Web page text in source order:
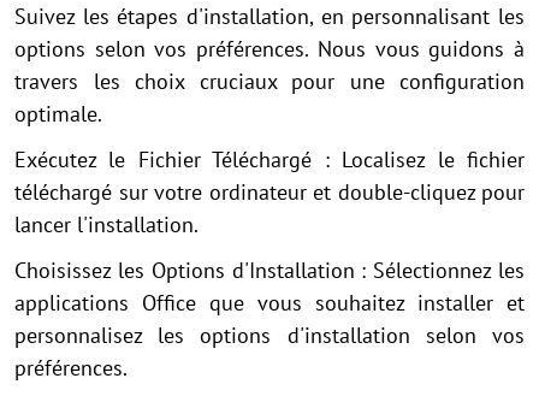
Suivez les étapes d'installation, en personnalisant les
options selon vos préférences. Nous vous guidons à
travers les choix cruciaux pour une configuration
optimale.
Exécutez le Fichier Téléchargé : Localisez le fichier
téléchargé sur votre ordinateur et double-cliquez pour
lancer l'installation.
Choisissez les Options d'Installation : Sélectionnez les
applications Office que vous souhaitez installer et
personnalisez les options d'installation selon vos
préférences.